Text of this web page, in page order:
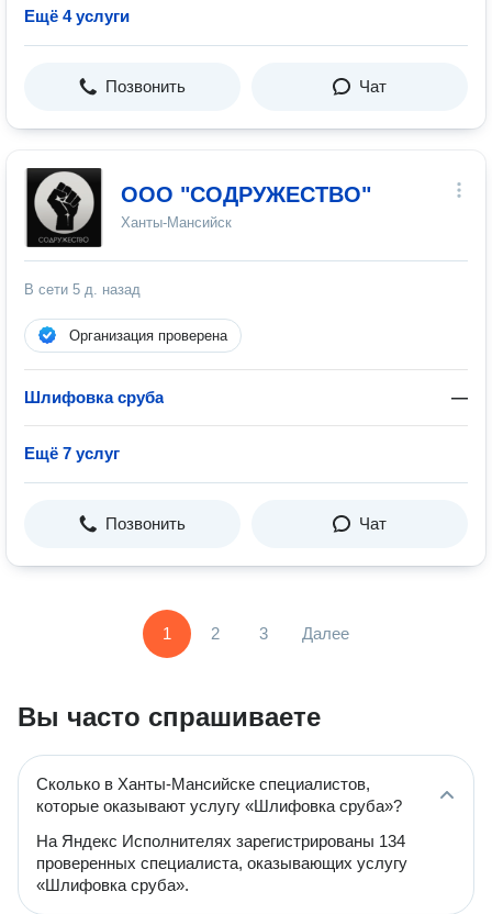
Ещё 4 услуги
Позвонить Чат
ООО "СОДРУЖЕСТВО"
Ханты-Мансийск
В сети 5 д. назад
Организация проверена
Шлифовка сруба —
Ещё 7 услуг
Позвонить Чат
1 2 3 Далее
Вы часто спрашиваете
Сколько в Ханты-Мансийске специалистов,
которые оказывают услугу «Шлифовка сруба»?
На Яндекс Исполнителях зарегистрированы 134
проверенных специалиста, оказывающих услугу
«Шлифовка сруба».